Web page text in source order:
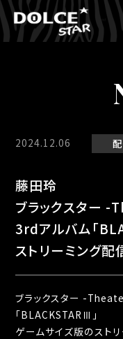
2024.12.06
藤田玲
ブラックスター
3rdアルバム「
ストリーミング配
ブラックスター -
「BLACKSTARⅢ」
ゲームサイズ版のスト